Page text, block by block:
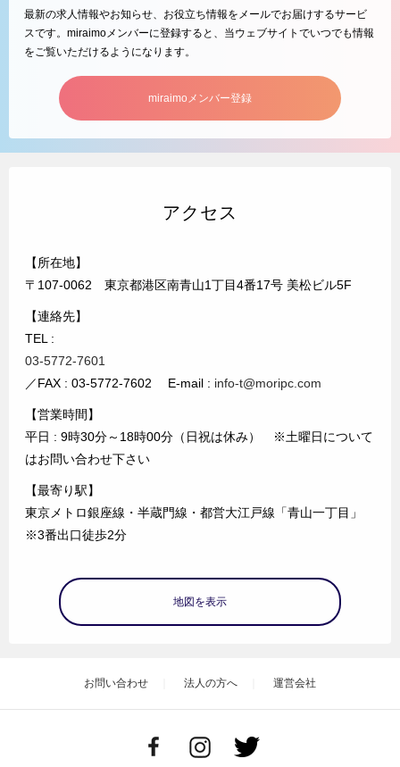
最新の求人情報やお知らせ、お役立ち情報をメールでお届けするサービ
スです。miraimoメンバーに登録すると、当ウェブサイトでいつでも情報
をご覧いただけるようになります。
miraimoメンバー登録
アクセス
【所在地】
〒107-0062 東京都港区南青山1丁目4番17号 美松ビル5F
【連絡先】
TEL :
03-5772-7601
／FAX : 03-5772-7602 E-mail : info-t@moripc.com
【営業時間】
平日 : 9時30分～18時00分（日祝は休み） ※土曜日について
はお問い合わせ下さい
【最寄り駅】
東京メトロ銀座線・半蔵門線・都営大江戸線「青山一丁目」
※3番出口徒歩2分
地図を表示
お問い合わせ 法人の方へ 運営会社